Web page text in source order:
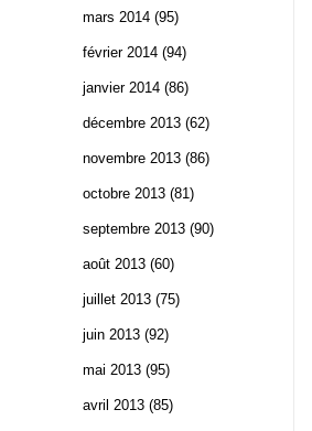
mars 2014 (95)
février 2014 (94)
janvier 2014 (86)
décembre 2013 (62)
novembre 2013 (86)
octobre 2013 (81)
septembre 2013 (90)
août 2013 (60)
juillet 2013 (75)
juin 2013 (92)
mai 2013 (95)
avril 2013 (85)